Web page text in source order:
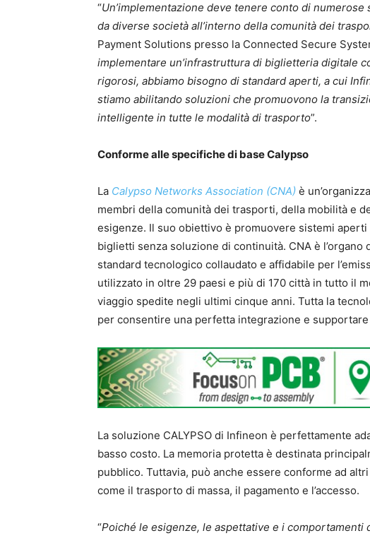
“Un’implementazione deve tenere conto di
da diverse società all’interno della comunità dei
Payment Solutions presso la Connected Secure
implementare un’infrastruttura di biglietteria digitale
rigorosi, abbiamo bisogno di standard aperti, a cui
stiamo abilitando soluzioni che promuovono la
intelligente in tutte le modalità di trasporto”.
Conforme alle specifiche di base Calypso
La Calypso Networks Association (CNA) è
membri della comunità dei trasporti, della mobilità e
esigenze. Il suo obiettivo è promuovere sistemi
biglietti senza soluzione di continuità. CNA è
standard tecnologico collaudato e affidabile per
utilizzato in oltre 29 paesi e più di 170 città in tutto il
viaggio spedite negli ultimi cinque anni. Tutta la
per consentire una perfetta integrazione e
La soluzione CALYPSO di Infineon è perfettamente
basso costo. La memoria protetta è destinata
pubblico. Tuttavia, può anche essere conforme ad
come il trasporto di massa, il pagamento e l’accesso.
“Poiché le esigenze, le aspettative e i comportamenti